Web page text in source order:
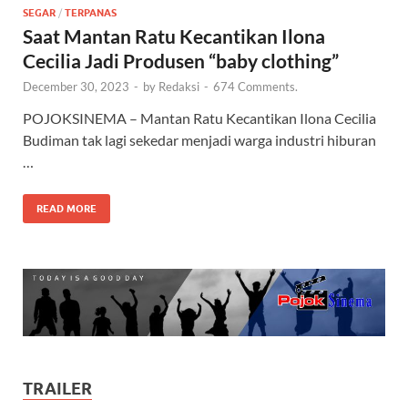
SEGAR / TERPANAS
Saat Mantan Ratu Kecantikan Ilona
Cecilia Jadi Produsen “baby clothing”
December 30, 2023 - by Redaksi - 674 Comments.
POJOKSINEMA – Mantan Ratu Kecantikan Ilona Cecilia
Budiman tak lagi sekedar menjadi warga industri hiburan
…
READ MORE
TRAILER